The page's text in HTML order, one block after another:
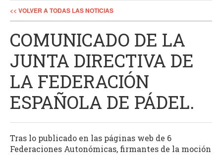
<< VOLVER A TODAS LAS NOTICIAS
COMUNICADO DE LA
JUNTA DIRECTIVA DE
LA FEDERACIÓN
ESPAÑOLA DE PÁDEL.
Tras lo publicado en las páginas web de 6
Federaciones Autonómicas, firmantes de la moción